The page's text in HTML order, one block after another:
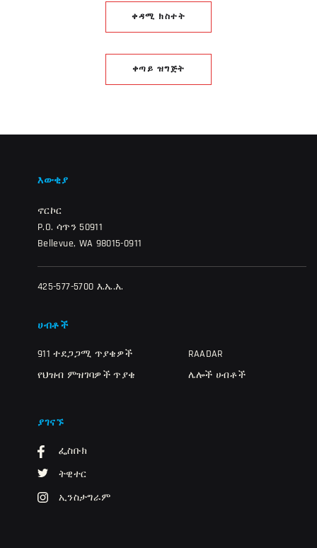
ቀዳሚ ክስተት
ቀጣይ ዝግጅት
እውቂያ
ኖርኮር
P.O. ሳጥን 50911
Bellevue, WA 98015-0911
425-577-5700 እ.ኤ.አ.
ሀብቶች
911 ተደጋጋሚ ጥያቄዎች
የህዝብ ምዝገባዎች ጥያቄ
RAADAR
ሌሎች ሀብቶች
ያገናኙ
ፌስቡክ
ትዊተር
ኢንስታግራም